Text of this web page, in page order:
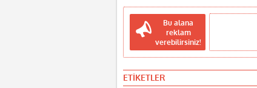
Bu alana
reklam
verebilirsiniz!
ETİKETLER